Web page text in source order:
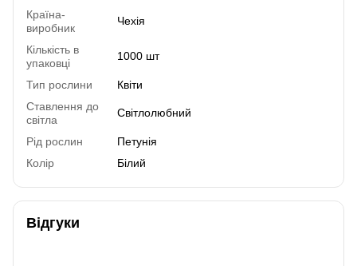
Країна-
виробник
Чехія
Кількість в
упаковці
1000 шт
Тип рослини
Квіти
Ставлення до
світла
Світлолюбний
Рід рослин
Петунія
Колір
Білий
Відгуки